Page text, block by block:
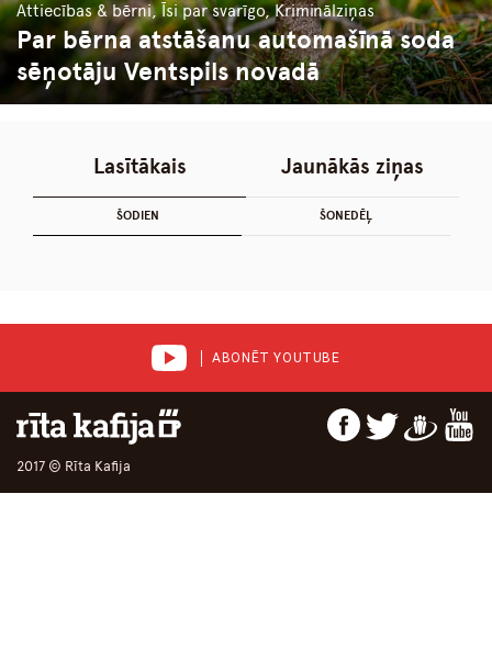
Attiecības & bērni, Īsi par svarīgo, Kriminālziņas
Par bērna atstāšanu automašīnā soda
sēņotāju Ventspils novadā
Lasītākais
ŠODIEN ŠONEDĒĻ
Jaunākās ziņas
ABONĒT YOUTUBE
2017 © Rīta Kafija